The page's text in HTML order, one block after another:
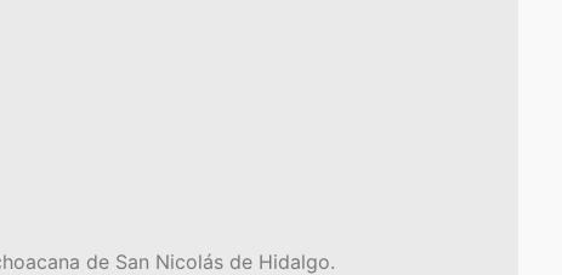
de San Nicolás de Hidalgo.